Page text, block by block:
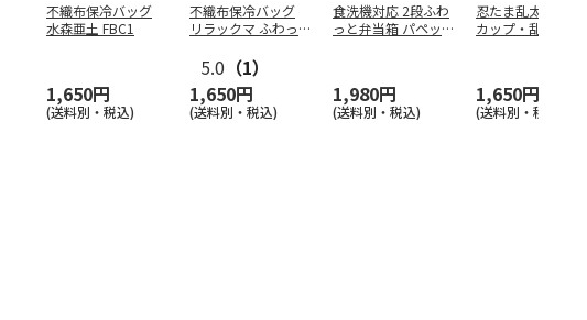
不織布保冷バッグ
水森亜土 FBC1
1,650円
(送料別・税込)
不織布保冷バッグ
リラックマ ふわっ
5.0 （1）
1,650円
(送料別・税込)
食洗機対応 2段ふわ
っと弁当箱 パペッ
1,980円
(送料別・税込)
忍たま乱太郎 マグ
カップ・乱太郎・き
1,650円
(送料別・税込)